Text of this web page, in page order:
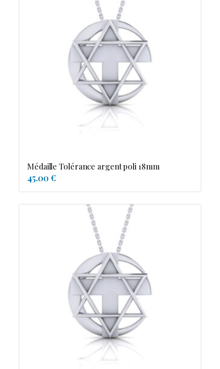
Médaille Tolérance argent poli 18mm
45.00 €